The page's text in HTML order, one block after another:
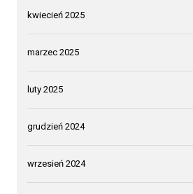
kwiecień 2025
marzec 2025
luty 2025
grudzień 2024
wrzesień 2024